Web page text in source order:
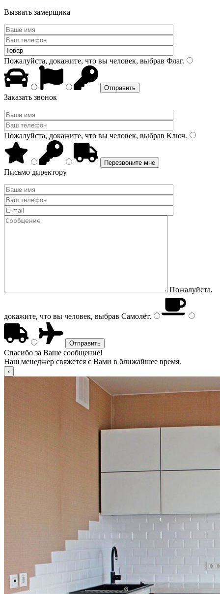
Вызвать замерщика
Пожалуйста, докажите, что вы человек, выбрав Флаг.
Заказать звонок
Пожалуйста, докажите, что вы человек, выбрав Ключ.
Письмо директору
Пожалуйста,
докажите, что вы человек, выбрав Самолёт.
Спасибо за Ваше сообщение!
Наш менеджер свяжется с Вами в ближайшее время.